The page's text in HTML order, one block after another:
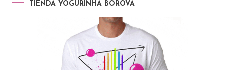
TIENDA YOGURINHA BOROVA